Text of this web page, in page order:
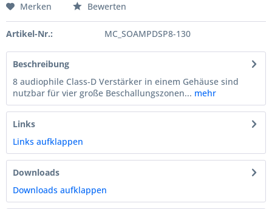
Merken Bewerten
Artikel-Nr.: MC_SOAMPDSP8-130
Beschreibung
8 audiophile Class-D Verstärker in einem Gehäuse sind
nutzbar für vier große Beschallungszonen... mehr
Links
Links aufklappen
Downloads
Downloads aufklappen